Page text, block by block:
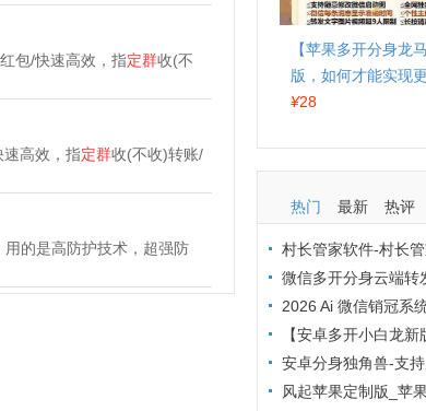
包/快速高效，指定群收(不
高效，指定群收(不收)转账/
的是高防护技术，超强防
【苹果多开分身龙
版，如何才能实现
¥28
热门 最新 热评
村长管家软件-村长
家下载-村长管家群发
微信多开分身云端转
防封技巧大全：这 6 招
恼
2026 Ai 微信销冠系
企业微信营销降本增效
【安卓多开小白龙
猪猪分身定制版激活码
安卓分身独角兽-支
主题更换
风起苹果定制版_苹